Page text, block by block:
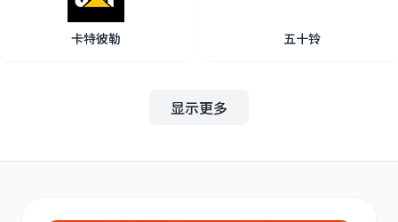
卡特彼勒 五十铃
其他 小松
显示更多